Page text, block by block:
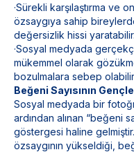
·Sürekli karşılaştırma ve
özsaygıya sahip
değersizlik hissi yaratabilir.
·Sosyal medyada
mükemmel olarak
bozulmalara sebep
Beğeni Sayısının
Sosyal medyada bir
ardından alınan “beğeni
göstergesi haline
özsaygının yükseldiği,